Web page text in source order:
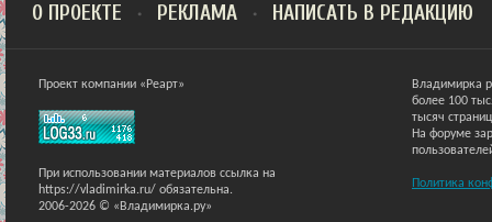
О ПРОЕКТЕ РЕКЛАМА НАПИСАТЬ В РЕДАКЦИЮ
Проект компании «Реарт»
При использовании материалов ссылка на
https://vladimirka.ru/ обязательна.
2006-2026 © «Владимирка.ру»
Владимирка
более 100
тысяч
На форуме
Политика